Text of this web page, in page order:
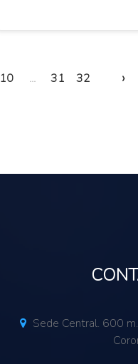
10 ... 31 32 ›
Sede Central. 600